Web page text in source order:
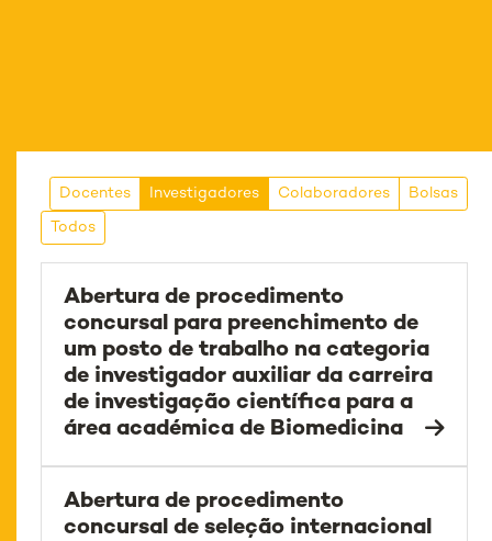
Docentes Investigadores Colaboradores Bolsas
Todos
Abertura de procedimento
concursal para preenchimento de
um posto de trabalho na categoria
de investigador auxiliar da carreira
de investigação científica para a
área académica de Biomedicina
Abertura de procedimento
concursal de seleção internacional